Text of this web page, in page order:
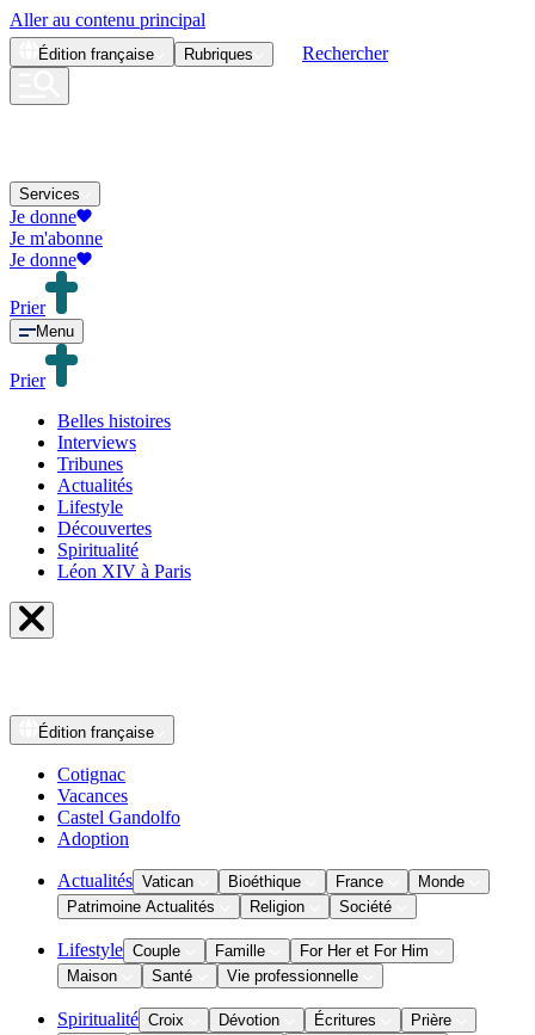
Aller au contenu principal
Édition française Rubriques Rechercher
Services
Je donne
Je m'abonne
Je donne
Prier
Menu
Prier
Belles histoires
Interviews
Tribunes
Actualités
Lifestyle
Découvertes
Spiritualité
Léon XIV à Paris
Édition française
Cotignac
Vacances
Castel Gandolfo
Adoption
Actualités Vatican Bioéthique France
Monde
Patrimoine Actualités
Religion Société
Lifestyle Couple Famille
For Her et For Him
Maison
Santé Vie professionnelle
Spiritualité Croix Dévotion Écritures
Prière